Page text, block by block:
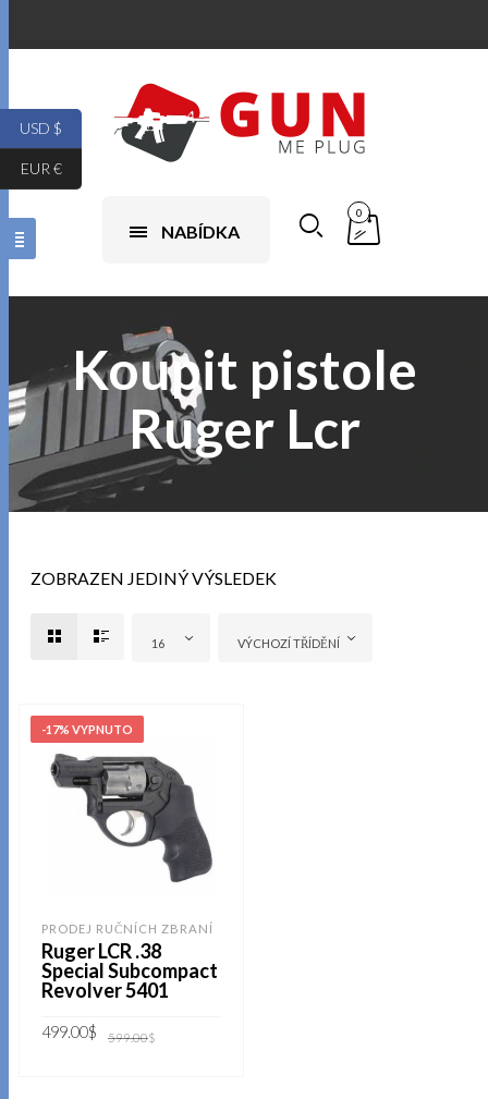
NABÍDKA
0
Koupit pistole
Ruger Lcr
ZOBRAZEN JEDINÝ VÝSLEDEK
16 VÝCHOZÍ TŘÍDĚNÍ
-17% VYPNUTO
PRODEJ RUČNÍCH ZBRANÍ
Ruger LCR .38
Special Subcompact
Revolver 5401
599.00$Původní
cena
499.00$
Aktuální
cena
USD $
EUR €